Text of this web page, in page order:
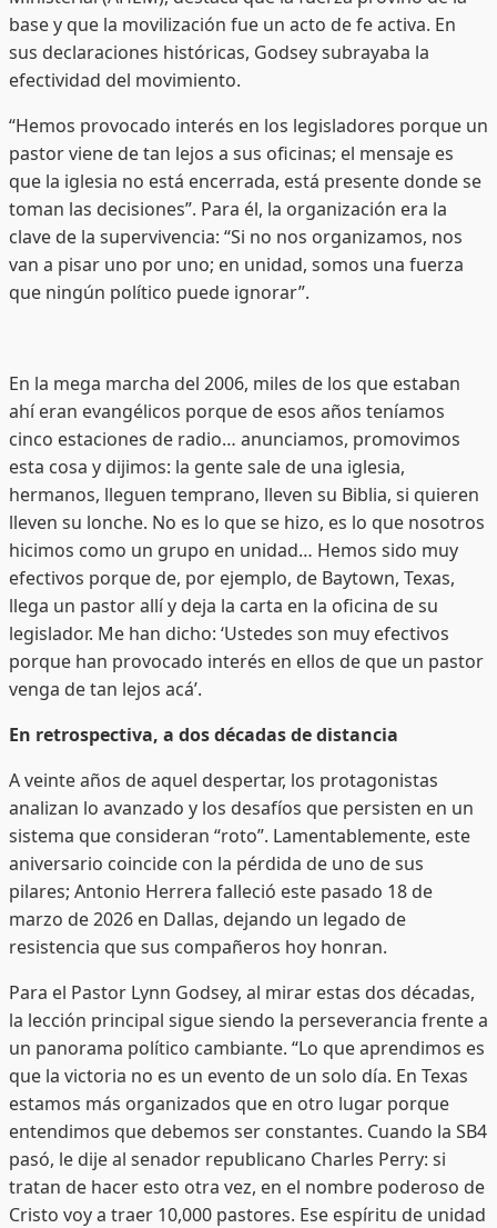
base y que la movilización fue un acto de fe activa. En
sus declaraciones históricas, Godsey subrayaba la
efectividad del movimiento.
“Hemos provocado interés en los legisladores porque un
pastor viene de tan lejos a sus oficinas; el mensaje es
que la iglesia no está encerrada, está presente donde se
toman las decisiones”. Para él, la organización era la
clave de la supervivencia: “Si no nos organizamos, nos
van a pisar uno por uno; en unidad, somos una fuerza
que ningún político puede ignorar”.
En la mega marcha del 2006, miles de los que estaban
ahí eran evangélicos porque de esos años teníamos
cinco estaciones de radio… anunciamos, promovimos
esta cosa y dijimos: la gente sale de una iglesia,
hermanos, lleguen temprano, lleven su Biblia, si quieren
lleven su lonche. No es lo que se hizo, es lo que nosotros
hicimos como un grupo en unidad… Hemos sido muy
efectivos porque de, por ejemplo, de Baytown, Texas,
llega un pastor allí y deja la carta en la oficina de su
legislador. Me han dicho: ‘Ustedes son muy efectivos
porque han provocado interés en ellos de que un pastor
venga de tan lejos acá’.
En retrospectiva, a dos décadas de distancia
A veinte años de aquel despertar, los protagonistas
analizan lo avanzado y los desafíos que persisten en un
sistema que consideran “roto”. Lamentablemente, este
aniversario coincide con la pérdida de uno de sus
pilares; Antonio Herrera falleció este pasado 18 de
marzo de 2026 en Dallas, dejando un legado de
resistencia que sus compañeros hoy honran.
Para el Pastor Lynn Godsey, al mirar estas dos décadas,
la lección principal sigue siendo la perseverancia frente a
un panorama político cambiante. “Lo que aprendimos es
que la victoria no es un evento de un solo día. En Texas
estamos más organizados que en otro lugar porque
entendimos que debemos ser constantes. Cuando la SB4
pasó, le dije al senador republicano Charles Perry: si
tratan de hacer esto otra vez, en el nombre poderoso de
Cristo voy a traer 10,000 pastores. Ese espíritu de unidad